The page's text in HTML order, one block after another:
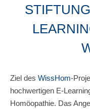
Ziel des WissHom-
hochwertigen E-
Homöopathie. Das